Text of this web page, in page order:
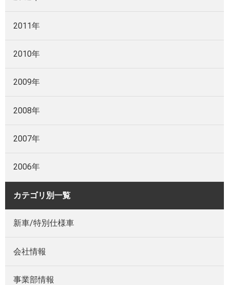
2011年
2010年
2009年
2008年
2007年
2006年
カテゴリ別一覧
新車/特別仕様車
会社情報
事業部情報